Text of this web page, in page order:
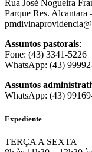
Rua José Nogueira
Parque Res. Alcantara
Assuntos pastorais:
Fone: (43) 3341-5226
WhatsApp: (43)
Assuntos
WhatsApp: (43)
Expediente
TERÇA A SEXTA